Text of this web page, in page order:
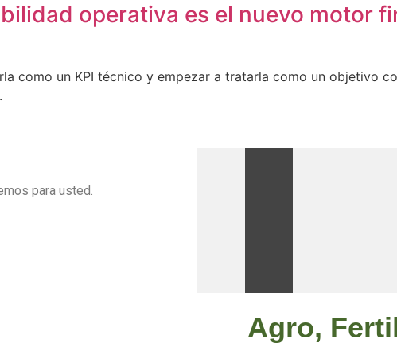
operativa es el nuevo motor
como un KPI técnico y empezar a tratarla como un objetivo
para usted.
Agro,